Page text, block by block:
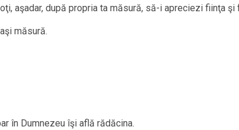
aşadar, după propria ta măsură, să-i apreciezi fiinţa şi
măsură.
în Dumnezeu îşi află rădăcina.